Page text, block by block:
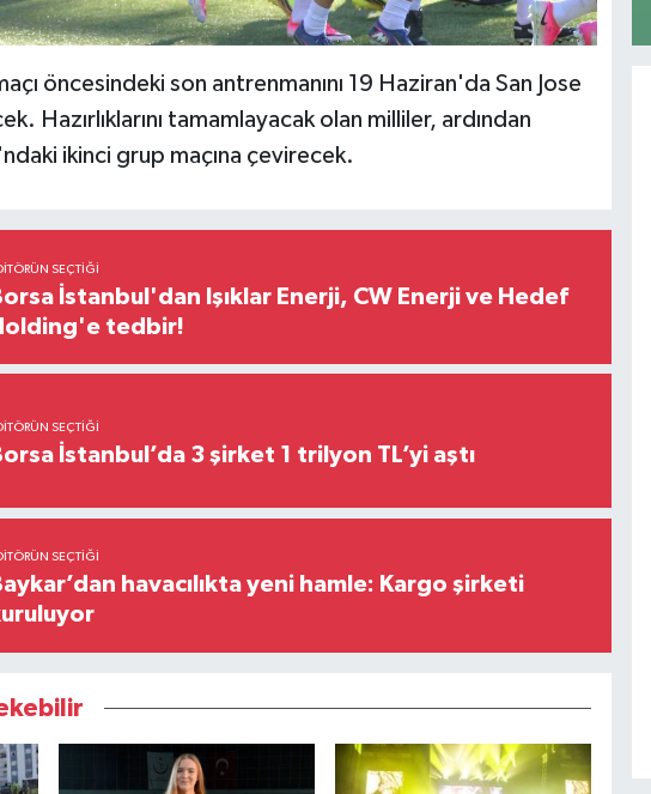
öncesindeki son antrenmanını 19 Haziran'da San Jose
Hazırlıklarını tamamlayacak olan milliler, ardından
ikinci grup maçına çevirecek.
SEÇTIĞI
İstanbul'dan Işıklar Enerji, CW Enerji ve Hedef
tedbir!
SEÇTIĞI
Borsa İstanbul’da 3 şirket 1 trilyon TL’yi aştı
SEÇTIĞI
havacılıkta yeni hamle: Kargo şirketi